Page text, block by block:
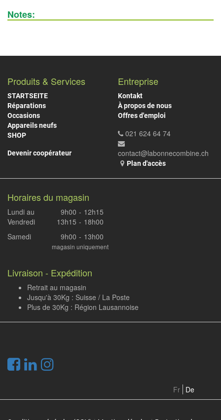
Notes:
Produits & Services
STARTSEITE
Réparations
Occasions
Appareils neufs
SHOP
Devenir coopérateur
Entreprise
Kontakt
À propos de nous
Offres d'emploi
021 624 64 74
contact@labonnecombine.ch
Plan d'accès
Horaires du magasin
Lundi au
Vendredi
9h00
13h15
-
-
12h15
18h00
Samedi
9h00 - 13h00
magasin uniquement
Livraison - Expédition
Retrait au magasin
Jusqu'à 30Kg : Suisse / La Poste
Plus de 30Kg : Région Lausannoise
Fr De